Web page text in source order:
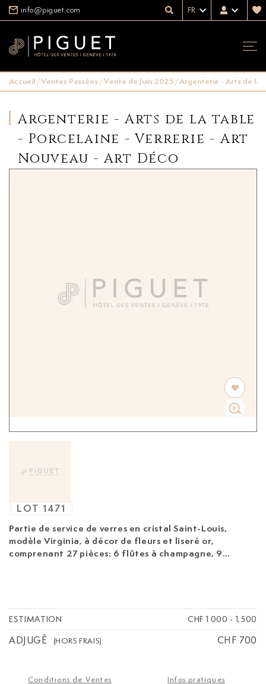
info@piguet.com FR
Accueil/Ventes Passées/Vente de Juin 2025/Argenterie - Arts de la
Argenterie - Arts de la table
- Porcelaine - Verrerie - Art
Nouveau - Art Déco
Partie de service de verres en cristal Saint-Louis,
modèle Virginia, à décor de fleurs et liseré or,
comprenant 27 pièces: 6 flûtes à champagne, 9
LOT 1471
ESTIMATION CHF 1 000 - 1,500
ADJUGÉ (HORS FRAIS) CHF 700
Conditions de Ventes
Infos pratiques